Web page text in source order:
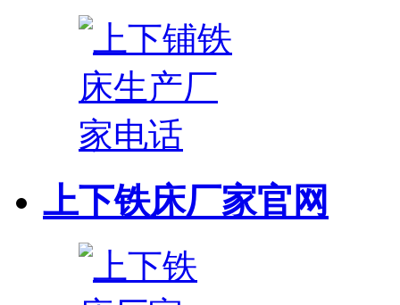
上下铁床厂家官网